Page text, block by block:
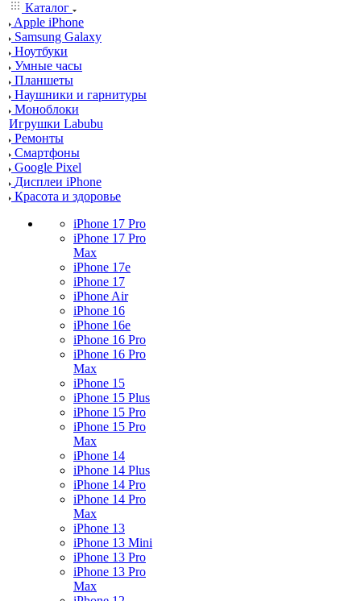
Каталог
Apple iPhone
Samsung Galaxy
Ноутбуки
Умные часы
Планшеты
Наушники и гарнитуры
Моноблоки
Игрушки Labubu
Ремонты
Смартфоны
Google Pixel
Дисплеи iPhone
Красота и здоровье
iPhone 17 Pro
iPhone 17 Pro
Max
iPhone 17e
iPhone 17
iPhone Air
iPhone 16
iPhone 16e
iPhone 16 Pro
iPhone 16 Pro
Max
iPhone 15
iPhone 15 Plus
iPhone 15 Pro
iPhone 15 Pro
Max
iPhone 14
iPhone 14 Plus
iPhone 14 Pro
iPhone 14 Pro
Max
iPhone 13
iPhone 13 Mini
iPhone 13 Pro
iPhone 13 Pro
Max